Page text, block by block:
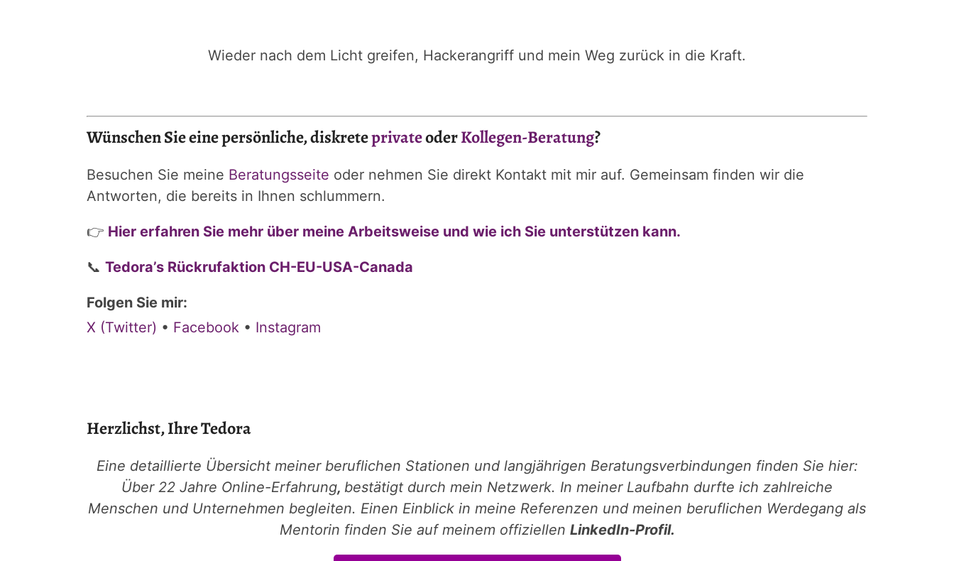
Wieder nach dem Licht greifen, Hackerangriff und mein Weg zurück in die Kraft.
Wünschen Sie eine persönliche, diskreteprivateoderKollegen-Beratung?
Besuchen Sie meine Beratungsseite oder nehmen Sie direkt Kontakt mit mir auf. Gemeinsam finden wir die
Antworten, die bereits in Ihnen schlummern.
👉 Hier erfahren Sie mehr über meine Arbeitsweise und wie ich Sie unterstützen kann.
📞 Tedora’s Rückrufaktion CH-EU-USA-Canada
Folgen Sie mir:
X (Twitter) • Facebook • Instagram
Herzlichst, Ihre Tedora
Eine detaillierte Übersicht meiner beruflichen Stationen und langjährigen Beratungsverbindungen finden Sie hier:
Über 22 Jahre Online-Erfahrung, bestätigt durch mein Netzwerk. In meiner Laufbahn durfte ich zahlreiche
Menschen und Unternehmen begleiten. Einen Einblick in meine Referenzen und meinen beruflichen Werdegang als
Mentorin finden Sie auf meinem offiziellen LinkedIn-Profil.